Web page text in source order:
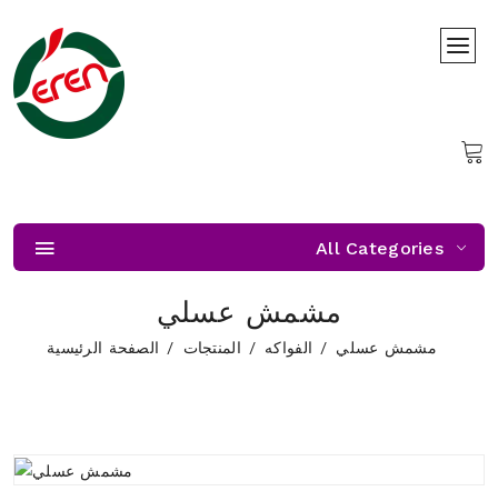
All Categories
مشمش عسلي
الصفحة الرئيسية المنتجات الفواكه مشمش عسلي